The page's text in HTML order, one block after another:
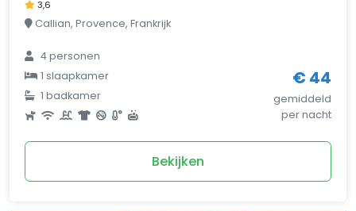
3,6
Callian, Provence, Frankrijk
4 personen
1 slaapkamer
1 badkamer
€ 44
gemiddeld
per nacht
Bekijken